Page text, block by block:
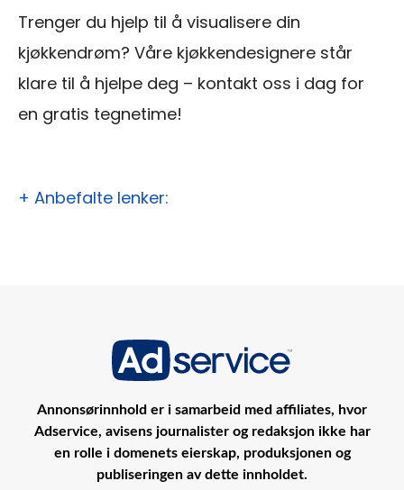
Trenger du hjelp til å visualisere din
kjøkkendrøm? Våre kjøkkendesignere står
klare til å hjelpe deg – kontakt oss i dag for
en gratis tegnetime!
+ Anbefalte lenker:
Annonsørinnhold er i samarbeid med affiliates, hvor
Adservice, avisens journalister og redaksjon ikke har
en rolle i domenets eierskap, produksjonen og
publiseringen av dette innholdet.